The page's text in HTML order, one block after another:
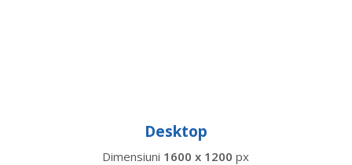
Desktop
Dimensiuni 1600 x 1200 px